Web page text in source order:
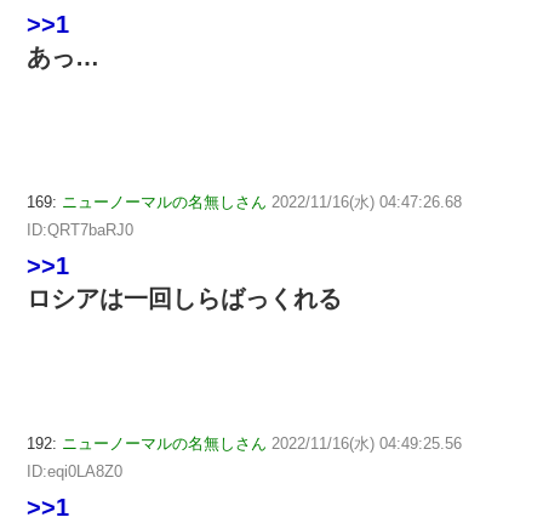
>>1
あっ…
169: ニューノーマルの名無しさん 2022/11/16(水) 04:47:26.68
ID:QRT7baRJ0
>>1
ロシアは一回しらばっくれる
192: ニューノーマルの名無しさん 2022/11/16(水) 04:49:25.56
ID:eqi0LA8Z0
>>1